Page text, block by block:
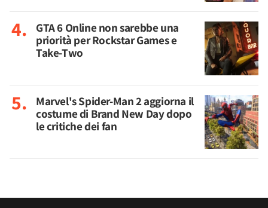
GTA 6 Online non sarebbe una
priorità per Rockstar Games e
Take-Two
Marvel's Spider-Man 2 aggiorna il
costume di Brand New Day dopo
le critiche dei fan